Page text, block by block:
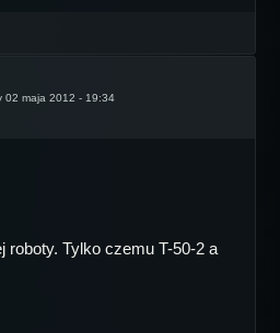
02 maja 2012 - 19:34
roboty. Tylko czemu T-50-2 a